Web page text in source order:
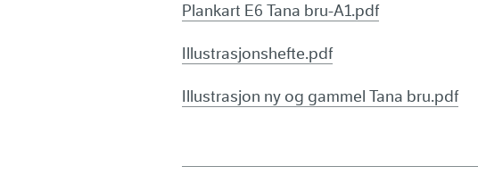
Plankart E6 Tana bru-A1.pdf
Illustrasjonshefte.pdf
Illustrasjon ny og gammel Tana bru.pdf